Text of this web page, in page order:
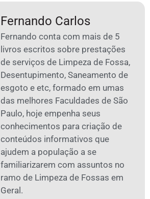
Fernando Carlos
Fernando conta com mais de 5
livros escritos sobre prestações
de serviços de Limpeza de Fossa,
Desentupimento, Saneamento de
esgoto e etc, formado em umas
das melhores Faculdades de São
Paulo, hoje empenha seus
conhecimentos para criação de
conteúdos informativos que
ajudem a população a se
familiarizarem com assuntos no
ramo de Limpeza de Fossas em
Geral.